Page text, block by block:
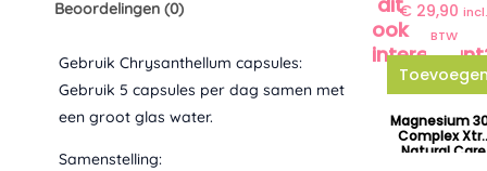
J
K
E
P
R
:
€
Beoordelingen (0)
Gebruik Chrysanthellum capsules:
Gebruik 5 capsules per dag samen met
een groot glas water.
Samenstelling:
ook
€ 29,90
BTW
Magnesium
Complex
Natural Care
r
i
Dit